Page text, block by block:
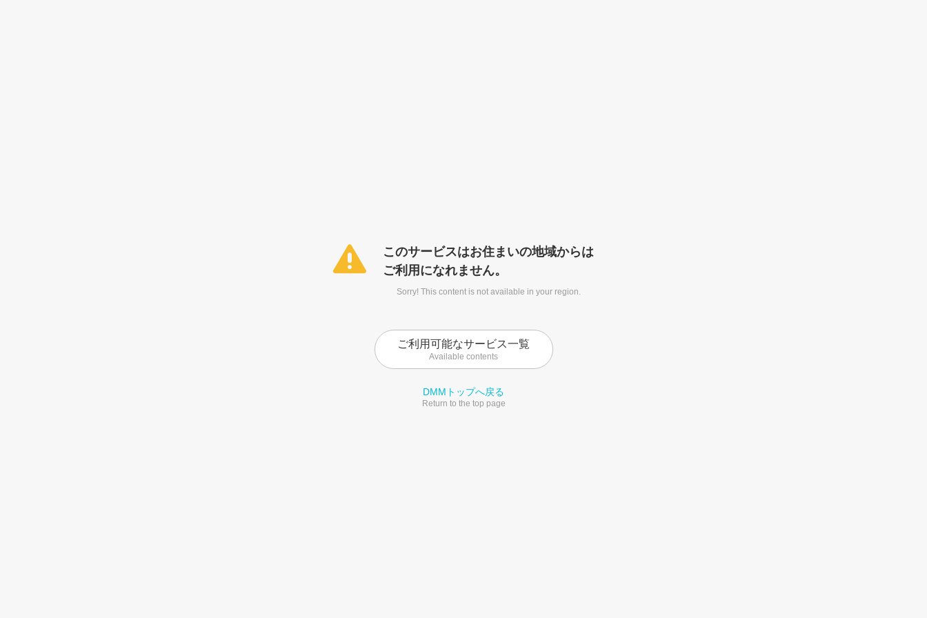
このサービスはお住まいの地域からは
ご利用になれません。
Sorry! This content is not available in your region.
ご利用可能なサービス一覧
Available contents
DMMトップへ戻る
Return to the top page